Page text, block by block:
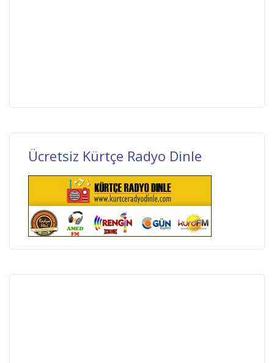
Ücretsiz Kürtçe Radyo Dinle